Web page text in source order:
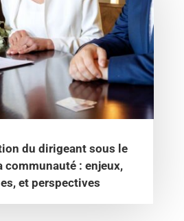
du dirigeant sous le
communauté : enjeux,
et perspectives